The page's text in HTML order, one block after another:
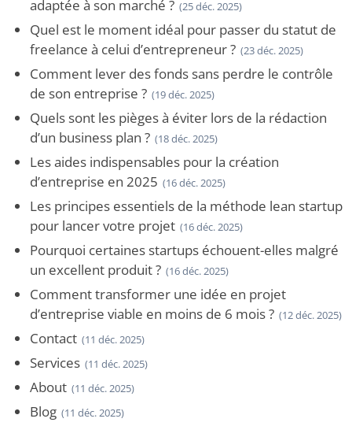
adaptée à son marché ? (25 déc. 2025)
Quel est le moment idéal pour passer du statut de
freelance à celui d’entrepreneur ? (23 déc. 2025)
Comment lever des fonds sans perdre le contrôle
de son entreprise ? (19 déc. 2025)
Quels sont les pièges à éviter lors de la rédaction
d’un business plan ? (18 déc. 2025)
Les aides indispensables pour la création
d’entreprise en 2025 (16 déc. 2025)
Les principes essentiels de la méthode lean startup
pour lancer votre projet (16 déc. 2025)
Pourquoi certaines startups échouent-elles malgré
un excellent produit ? (16 déc. 2025)
Comment transformer une idée en projet
d’entreprise viable en moins de 6 mois ? (12 déc. 2025)
Contact (11 déc. 2025)
Services (11 déc. 2025)
About (11 déc. 2025)
Blog (11 déc. 2025)